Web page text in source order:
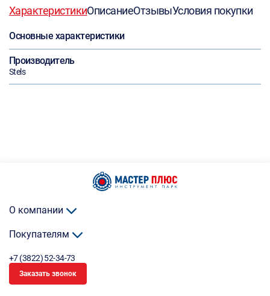
ХарактеристикиОписаниеОтзывыУсловия покупки
Основные характеристики
Производитель
Stels
О компании
Покупателям
+7 (3822) 52-34-73
Заказать звонок